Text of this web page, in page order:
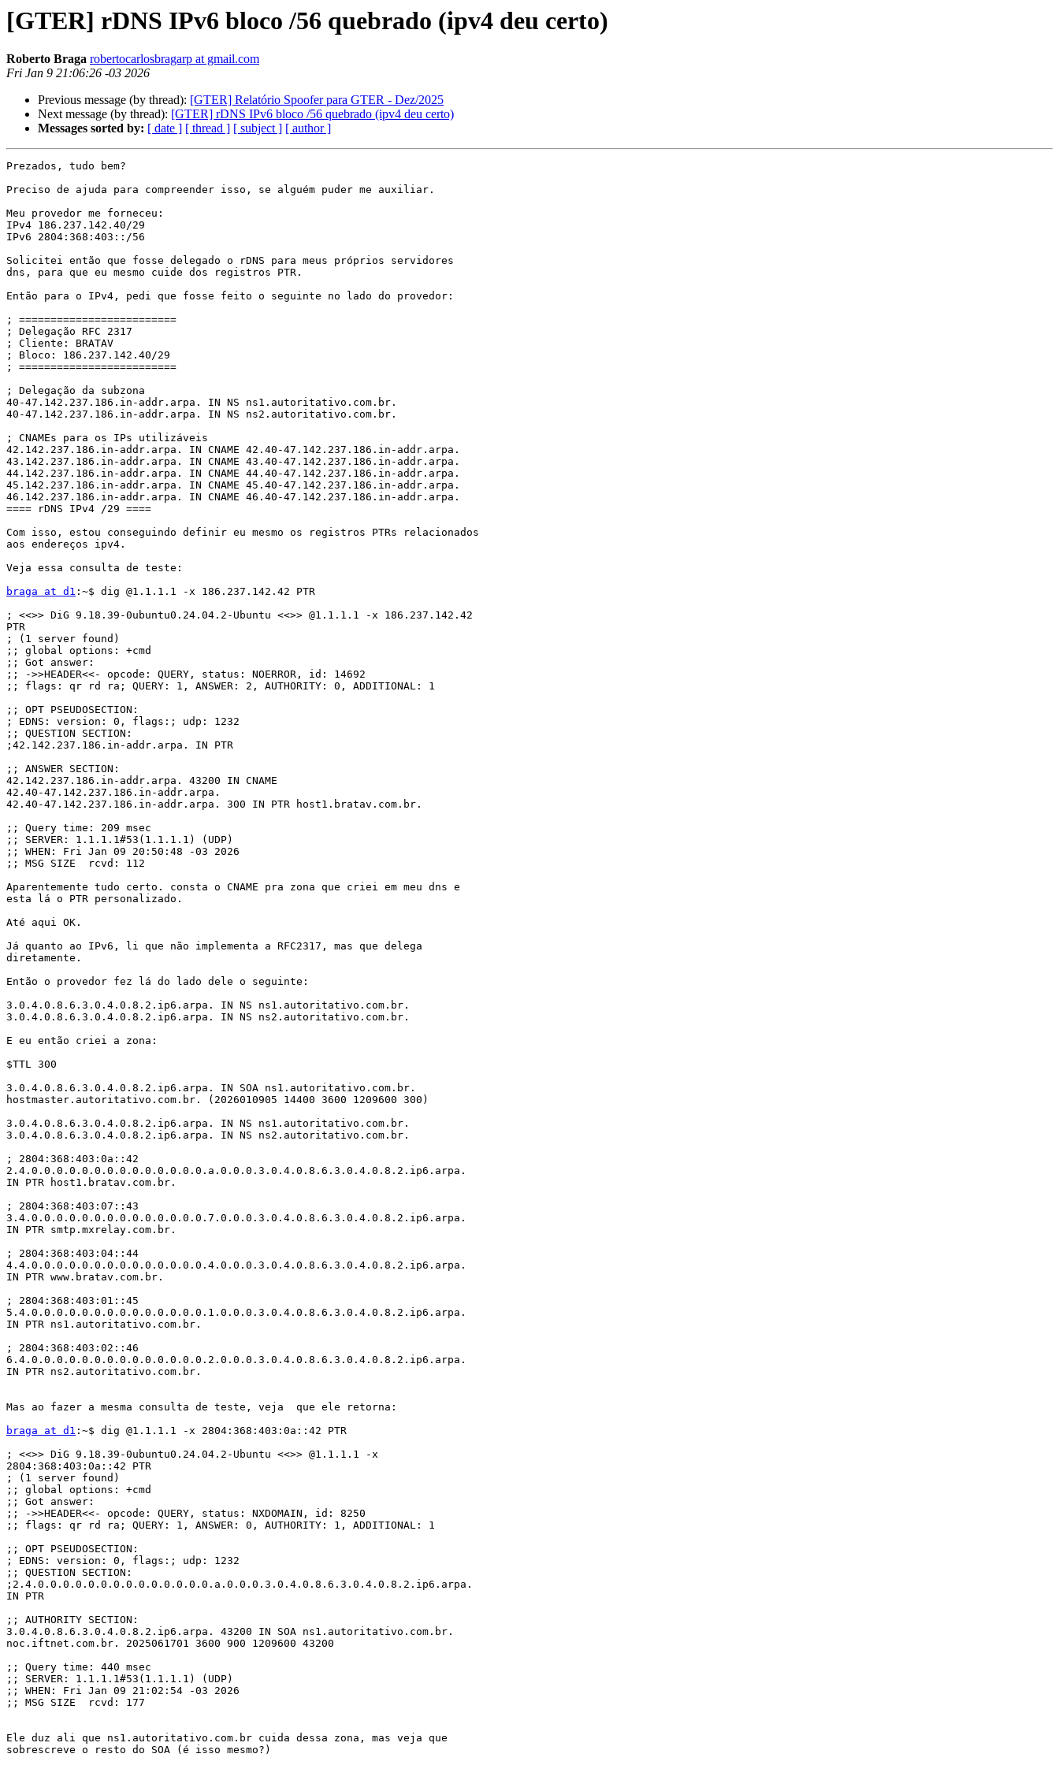
[GTER] rDNS IPv6 bloco /56 quebrado (ipv4 deu certo)
Roberto Braga robertocarlosbragarp at gmail.com
Fri Jan 9 21:06:26 -03 2026
Previous message (by thread): [GTER] Relatório Spoofer para GTER - Dez/2025
Next message (by thread): [GTER] rDNS IPv6 bloco /56 quebrado (ipv4 deu certo)
Messages sorted by: [ date ] [ thread ] [ subject ] [ author ]
Prezados, tudo bem?
Preciso de ajuda para compreender isso, se alguém puder me auxiliar.
Meu provedor me forneceu:
IPv4 186.237.142.40/29
IPv6 2804:368:403::/56
Solicitei então que fosse delegado o rDNS para meus próprios servidores
dns, para que eu mesmo cuide dos registros PTR.
Então para o IPv4, pedi que fosse feito o seguinte no lado do provedor:
; =========================
; Delegação RFC 2317
; Cliente: BRATAV
; Bloco: 186.237.142.40/29
; =========================
; Delegação da subzona
40-47.142.237.186.in-addr.arpa. IN NS ns1.autoritativo.com.br.
40-47.142.237.186.in-addr.arpa. IN NS ns2.autoritativo.com.br.
; CNAMEs para os IPs utilizáveis
42.142.237.186.in-addr.arpa. IN CNAME 42.40-47.142.237.186.in-addr.arpa.
43.142.237.186.in-addr.arpa. IN CNAME 43.40-47.142.237.186.in-addr.arpa.
44.142.237.186.in-addr.arpa. IN CNAME 44.40-47.142.237.186.in-addr.arpa.
45.142.237.186.in-addr.arpa. IN CNAME 45.40-47.142.237.186.in-addr.arpa.
46.142.237.186.in-addr.arpa. IN CNAME 46.40-47.142.237.186.in-addr.arpa.
==== rDNS IPv4 /29 ====
Com isso, estou conseguindo definir eu mesmo os registros PTRs relacionados
aos endereços ipv4.
Veja essa consulta de teste:
braga at d1 :~$ dig @1.1.1.1 -x 186.237.142.42 PTR
; <<>> DiG 9.18.39-0ubuntu0.24.04.2-Ubuntu <<>> @1.1.1.1 -x 186.237.142.42
PTR
; (1 server found)
;; global options: +cmd
;; Got answer:
;; ->>HEADER<<- opcode: QUERY, status: NOERROR, id: 14692
;; flags: qr rd ra; QUERY: 1, ANSWER: 2, AUTHORITY: 0, ADDITIONAL: 1
;; OPT PSEUDOSECTION:
; EDNS: version: 0, flags:; udp: 1232
;; QUESTION SECTION:
;42.142.237.186.in-addr.arpa. IN PTR
;; ANSWER SECTION:
42.142.237.186.in-addr.arpa. 43200 IN CNAME
42.40-47.142.237.186.in-addr.arpa.
42.40-47.142.237.186.in-addr.arpa. 300 IN PTR host1.bratav.com.br.
;; Query time: 209 msec
;; SERVER: 1.1.1.1#53(1.1.1.1) (UDP)
;; WHEN: Fri Jan 09 20:50:48 -03 2026
;; MSG SIZE  rcvd: 112
Aparentemente tudo certo. consta o CNAME pra zona que criei em meu dns e
esta lá o PTR personalizado.
Até aqui OK.
Já quanto ao IPv6, li que não implementa a RFC2317, mas que delega
diretamente.
Então o provedor fez lá do lado dele o seguinte:
3.0.4.0.8.6.3.0.4.0.8.2.ip6.arpa. IN NS ns1.autoritativo.com.br.
3.0.4.0.8.6.3.0.4.0.8.2.ip6.arpa. IN NS ns2.autoritativo.com.br.
E eu então criei a zona:
$TTL 300
3.0.4.0.8.6.3.0.4.0.8.2.ip6.arpa. IN SOA ns1.autoritativo.com.br.
hostmaster.autoritativo.com.br. (2026010905 14400 3600 1209600 300)
3.0.4.0.8.6.3.0.4.0.8.2.ip6.arpa. IN NS ns1.autoritativo.com.br.
3.0.4.0.8.6.3.0.4.0.8.2.ip6.arpa. IN NS ns2.autoritativo.com.br.
; 2804:368:403:0a::42
2.4.0.0.0.0.0.0.0.0.0.0.0.0.0.0.a.0.0.0.3.0.4.0.8.6.3.0.4.0.8.2.ip6.arpa.
IN PTR host1.bratav.com.br.
; 2804:368:403:07::43
3.4.0.0.0.0.0.0.0.0.0.0.0.0.0.0.7.0.0.0.3.0.4.0.8.6.3.0.4.0.8.2.ip6.arpa.
IN PTR smtp.mxrelay.com.br.
; 2804:368:403:04::44
4.4.0.0.0.0.0.0.0.0.0.0.0.0.0.0.4.0.0.0.3.0.4.0.8.6.3.0.4.0.8.2.ip6.arpa.
IN PTR www.bratav.com.br.
; 2804:368:403:01::45
5.4.0.0.0.0.0.0.0.0.0.0.0.0.0.0.1.0.0.0.3.0.4.0.8.6.3.0.4.0.8.2.ip6.arpa.
IN PTR ns1.autoritativo.com.br.
; 2804:368:403:02::46
6.4.0.0.0.0.0.0.0.0.0.0.0.0.0.0.2.0.0.0.3.0.4.0.8.6.3.0.4.0.8.2.ip6.arpa.
IN PTR ns2.autoritativo.com.br.
Mas ao fazer a mesma consulta de teste, veja  que ele retorna:
braga at d1 :~$ dig @1.1.1.1 -x 2804:368:403:0a::42 PTR
; <<>> DiG 9.18.39-0ubuntu0.24.04.2-Ubuntu <<>> @1.1.1.1 -x
2804:368:403:0a::42 PTR
; (1 server found)
;; global options: +cmd
;; Got answer:
;; ->>HEADER<<- opcode: QUERY, status: NXDOMAIN, id: 8250
;; flags: qr rd ra; QUERY: 1, ANSWER: 0, AUTHORITY: 1, ADDITIONAL: 1
;; OPT PSEUDOSECTION:
; EDNS: version: 0, flags:; udp: 1232
;; QUESTION SECTION:
;2.4.0.0.0.0.0.0.0.0.0.0.0.0.0.0.a.0.0.0.3.0.4.0.8.6.3.0.4.0.8.2.ip6.arpa.
IN PTR
;; AUTHORITY SECTION:
3.0.4.0.8.6.3.0.4.0.8.2.ip6.arpa. 43200 IN SOA ns1.autoritativo.com.br.
noc.iftnet.com.br. 2025061701 3600 900 1209600 43200
;; Query time: 440 msec
;; SERVER: 1.1.1.1#53(1.1.1.1) (UDP)
;; WHEN: Fri Jan 09 21:02:54 -03 2026
;; MSG SIZE  rcvd: 177
Ele duz ali que ns1.autoritativo.com.br cuida dessa zona, mas veja que
sobrescreve o resto do SOA (é isso mesmo?)